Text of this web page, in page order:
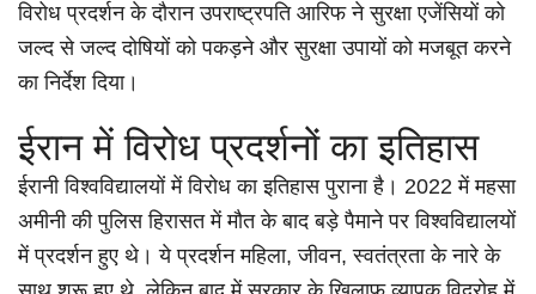
विरोध प्रदर्शन के दौरान उपराष्ट्रपति आरिफ ने सुरक्षा एजेंसियों को
जल्द से जल्द दोषियों को पकड़ने और सुरक्षा उपायों को मजबूत करने
का निर्देश दिया।
ईरान में विरोध प्रदर्शनों का इतिहास
ईरानी विश्वविद्यालयों में विरोध का इतिहास पुराना है। 2022 में महसा
अमीनी की पुलिस हिरासत में मौत के बाद बड़े पैमाने पर विश्वविद्यालयों
में प्रदर्शन हुए थे। ये प्रदर्शन महिला, जीवन, स्वतंत्रता के नारे के